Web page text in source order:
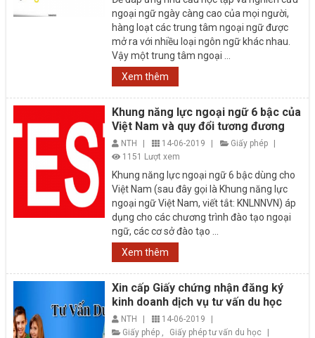
ngoại ngữ ngày càng cao của mọi người,
hàng loạt các trung tâm ngoại ngữ được
mở ra với nhiều loại ngôn ngữ khác nhau.
Vậy một trung tâm ngoại ...
Xem thêm
Khung năng lực ngoại ngữ 6 bậc của
Việt Nam và quy đổi tương đương
NTH | 14-06-2019 | Giấy phép
|
1151 Lượt xem
Khung năng lực ngoại ngữ 6 bậc dùng cho
Việt Nam (sau đây gọi là Khung năng lực
ngoại ngữ Việt Nam, viết tắt: KNLNNVN) áp
dụng cho các chương trình đào tạo ngoại
ngữ, các cơ sở đào tạo ...
Xem thêm
Xin cấp Giấy chứng nhận đăng ký
kinh doanh dịch vụ tư vấn du học
NTH | 14-06-2019
|
Giấy phép
Giấy phép tư vấn du học
|